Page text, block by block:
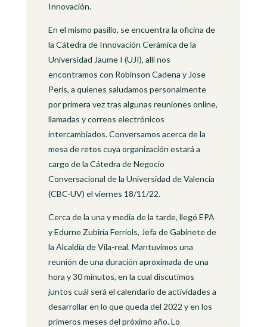
Innovación.
En el mismo pasillo, se encuentra la oficina de
la Cátedra de Innovación Cerámica de la
Universidad Jaume I (UJI), allí nos
encontramos con Robinson Cadena y Jose
Peris, a quienes saludamos personalmente
por primera vez tras algunas reuniones online,
llamadas y correos electrónicos
intercambiados. Conversamos acerca de la
mesa de retos cuya organización estará a
cargo de la Cátedra de Negocio
Conversacional de la Universidad de Valencia
(CBC-UV) el viernes 18/11/22.
Cerca de la una y media de la tarde, llegó EPA
y Edurne Zubiría Ferriols, Jefa de Gabinete de
la Alcaldía de Vila-real. Mantuvimos una
reunión de una duración aproximada de una
hora y 30 minutos, en la cual discutimos
juntos cuál será el calendario de actividades a
desarrollar en lo que queda del 2022 y en los
primeros meses del próximo año. Lo